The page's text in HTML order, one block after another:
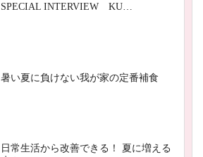
SPECIAL INTERVIEW KU…
暑い夏に負けない我が家の定番補食
日常生活から改善できる！ 夏に増える